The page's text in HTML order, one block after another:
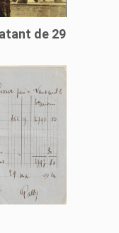
de 29